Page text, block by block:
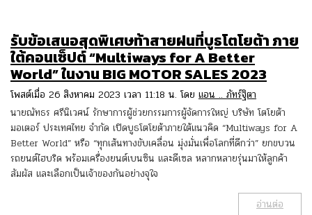
รับข้อเสนอสุดพิเศษท้าสายฝนที่บูธโตโยต้า ภาย
ใต้คอนเซ็ปต์ “Multiways for A Better
World” ในงาน BIG MOTOR SALES 2023
โพสต์เมื่อ 26 สิงหาคม 2023 เวลา 11:18 น. โดย แอน .. ภัทร์ฐิตา
นายณัทธร ศรีนิเวศน์ รักษาการผู้ช่วยกรรมการผู้จัดการใหญ่ บริษัท โตโยต้า
มอเตอร์ ประเทศไทย จำกัด เปิดบูธโตโยต้าภายใต้แนวคิด “Multiways for A
Better World” หรือ “ทุกเส้นทางขับเคลื่อน มุ่งมั่นเพื่อโลกที่ดีกว่า” ยกขบวน
รถยนต์ไฮบริด พร้อมเครื่องยนต์เบนซิน และดีเซล หลากหลายรุ่นมาให้ลูกค้า
สัมผัส และเลือกเป็นเจ้าของกันอย่างจุใจ
อ่านต่อ